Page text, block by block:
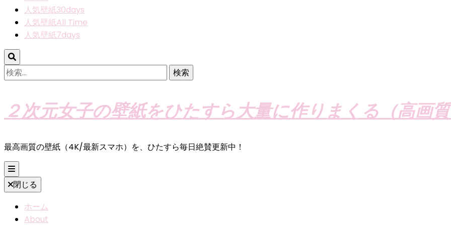
人気壁紙30days
人気壁紙All Time
人気壁紙7days
検
索:
２次元女子の壁紙をひたすら大量に作りまくる（高画
最高画質の壁紙（4K/最新スマホ）を、ひたすら毎日絶賛更新中！
閉じる
ホーム
About